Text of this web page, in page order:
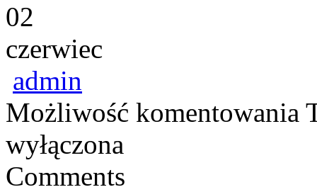
02
czerwiec
admin
Możliwość komentowania
wyłączona
Comments